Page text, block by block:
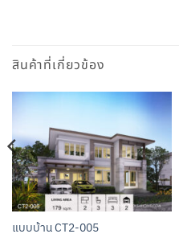
สินค้าที่เกี่ยวข้อง
แบบบ้าน CT2-005